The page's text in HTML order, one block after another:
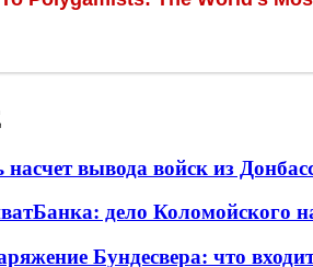
вывода войск из
дело Коломойского
Бундесвера: что